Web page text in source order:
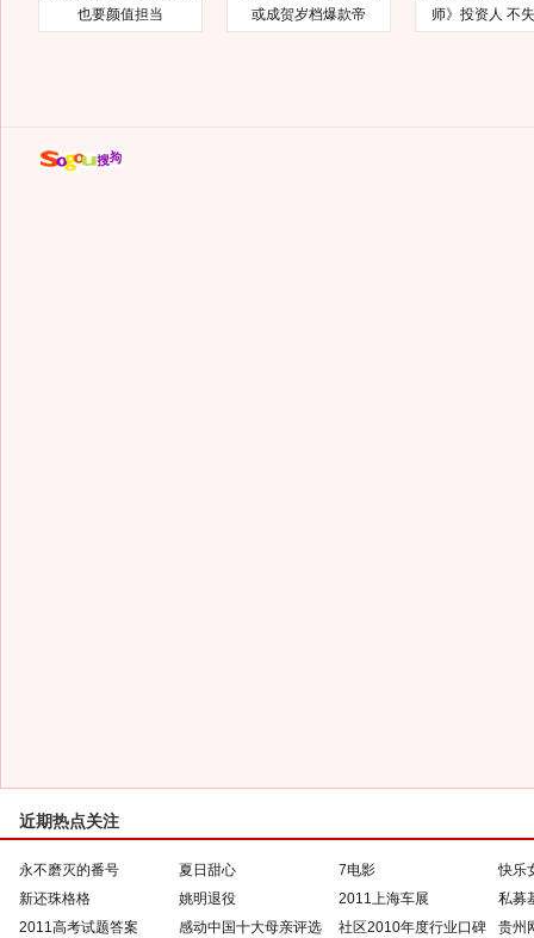
也要颜值担当
或成贺岁档爆款帝
师》投资人 不
近期热点关注
永不磨灭的番号 夏日甜心 7电影
快乐
新还珠格格
姚明退役 2011上海车展
私募
2011高考试题答案
感动中国十大母亲评选 社区2010年度行业口碑 贵州